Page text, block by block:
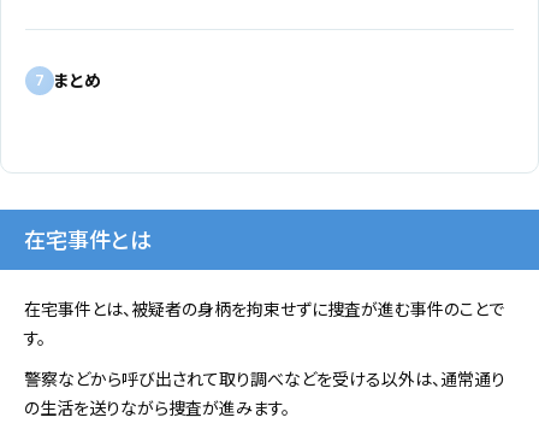
7 まとめ
在宅事件とは
在宅事件とは、被疑者の身柄を拘束せずに捜査が進む事件のことで
す。
警察などから呼び出されて取り調べなどを受ける以外は、通常通り
の生活を送りながら捜査が進みます。